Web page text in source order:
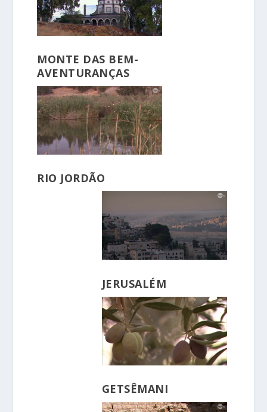
MONTE DAS BEM-
AVENTURANÇAS
RIO JORDÃO
JERUSALÉM
GETSÊMANI